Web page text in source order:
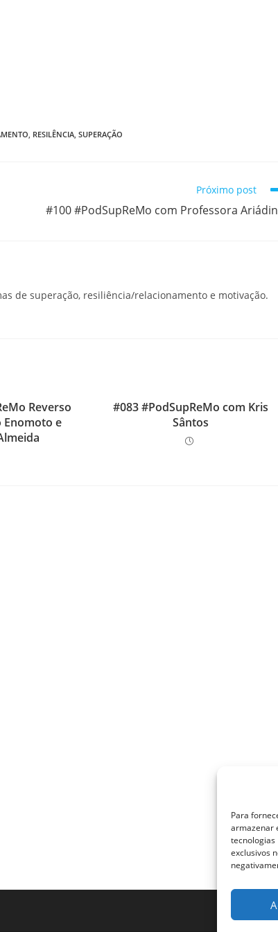
Para
armazenar
tecnologias
exclusivos
RESILÊNCIA SUPERAÇÃO
Próximo post
#100 #PodSupReMo com Professora
de superação, resiliência/relacionamento e motivação.
Reverso
Enomoto e
#083 #PodSupReMo com Kris
Sântos